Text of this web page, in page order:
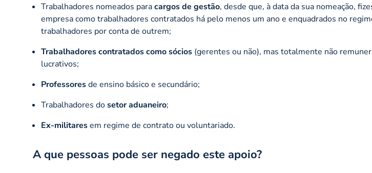
Trabalhadores nomeados paracargos de gestão, desde que, à data da sua nomeação,
empresa como trabalhadores contratados há pelo menos um ano e enquadrados no
trabalhadores por conta de outrem;
Trabalhadores contratados como sócios (gerentes ou não), mas totalmente não
lucrativos;
Professoresde ensino básico e secundário;
Trabalhadores dosetor aduaneiro;
Ex-militaresem regime de contrato ou voluntariado.
A que pessoas pode ser negado este apoio?